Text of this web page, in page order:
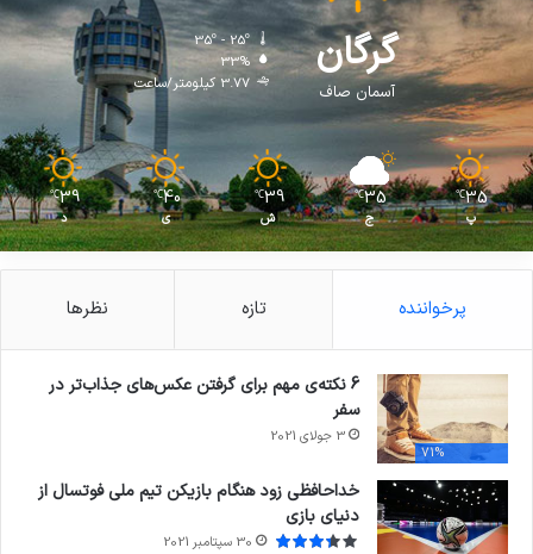
گرگان
آسمان صاف
35º - 25º
33%
3.77 کیلومتر/ساعت
35
℃
پ
35
℃
ج
39
℃
ش
40
℃
ی
39
℃
د
پرخواننده تازه نظرها
71%
6 نکته‌ی مهم برای گرفتن عکس‌های جذاب‌تر در
سفر
3 جولای 2021
خداحافظی زود هنگام بازیکن تیم ملی فوتسال از
دنیای بازی
30 سپتامبر 2021